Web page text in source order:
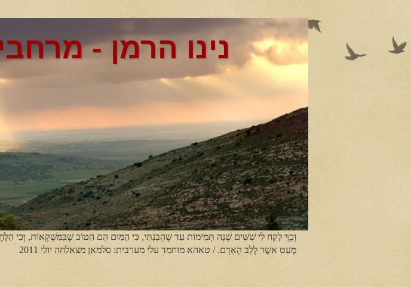
נינו הרמן -
וְכָךְ לָקַח לִי שִׁשִּׁים שָׁנָה תְּמִימוֹת עַד שֶׁהֵבַנְתִּי, כִּי הַמַּיִם הֵם הַטּוֹב שֶׁבַּמַּשְׁקָאוֹת, וְכִי
מְעַט אשֶׁר לְלֵב הָאָדָם. / טאהא מוחמד עלי מערבית: סלמאן מצאלחה יולי 2011